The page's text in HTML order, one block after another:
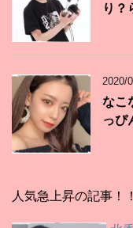
り？
2020/
なこ
っぴ
人気急上昇の記事！！